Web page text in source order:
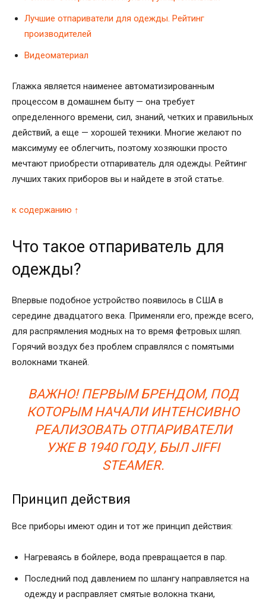
Лучшие отпариватели для одежды. Рейтинг
производителей
Видеоматериал
Глажка является наименее автоматизированным
процессом в домашнем быту — она требует
определенного времени, сил, знаний, четких и правильных
действий, а еще — хорошей техники. Многие желают по
максимуму ее облегчить, поэтому хозяюшки просто
мечтают приобрести отпариватель для одежды. Рейтинг
лучших таких приборов вы и найдете в этой статье.
к содержанию ↑
Что такое отпариватель для
одежды?
Впервые подобное устройство появилось в США в
середине двадцатого века. Применяли его, прежде всего,
для распрямления модных на то время фетровых шляп.
Горячий воздух без проблем справлялся с помятыми
волокнами тканей.
ВАЖНО! ПЕРВЫМ БРЕНДОМ, ПОД
КОТОРЫМ НАЧАЛИ ИНТЕНСИВНО
РЕАЛИЗОВАТЬ ОТПАРИВАТЕЛИ
УЖЕ В 1940 ГОДУ, БЫЛ JIFFI
STEAMER.
Принцип действия
Все приборы имеют один и тот же принцип действия:
Нагреваясь в бойлере, вода превращается в пар.
Последний под давлением по шлангу направляется на
одежду и расправляет смятые волокна ткани,